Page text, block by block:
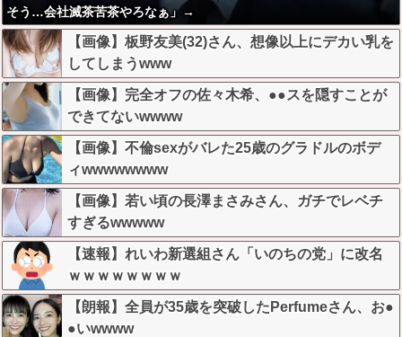
そう…会社滅茶苦茶やろなぁ」→
【画像】板野友美(32)さん、想像以上にデカい乳を
してしまうwww
【画像】完全オフの佐々木希、●●スを隠すことが
できてないwwww
【画像】不倫sexがバレた25歳のグラドルのボデ
ィwwwwwwww
【画像】若い頃の長澤まさみさん、ガチでレベチ
すぎるwwwww
【速報】れいわ新選組さん「いのちの党」に改名
ｗｗｗｗｗｗｗｗ
【朗報】全員が35歳を突破したPerfumeさん、お●
●いwwww